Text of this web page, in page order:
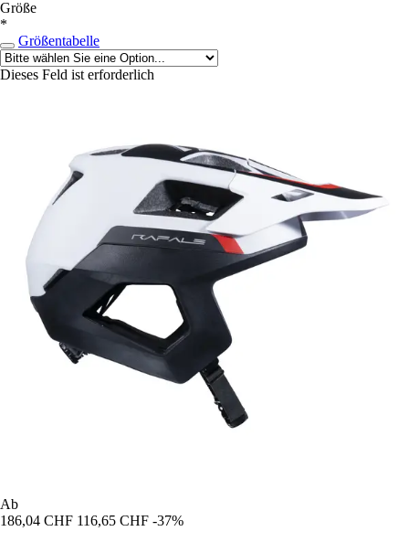
Größe
*
Größentabelle
Dieses Feld ist erforderlich
Ab
186,04 CHF 116,65 CHF -37%